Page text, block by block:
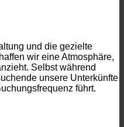
und die gezielte
wir eine Atmosphäre,
Selbst während
unsere Unterkünfte
führt.